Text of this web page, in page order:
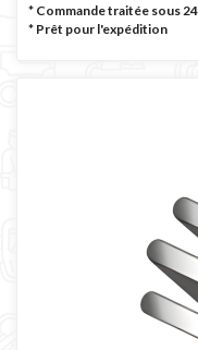
* Commande traitée sous
* Prêt pour l'expédition